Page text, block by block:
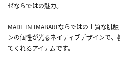
ゼならではの魅力。
MADE IN IMABARIならではの上質な肌
ンの個性が光るネイティブデザインで
てくれるアイテムです。